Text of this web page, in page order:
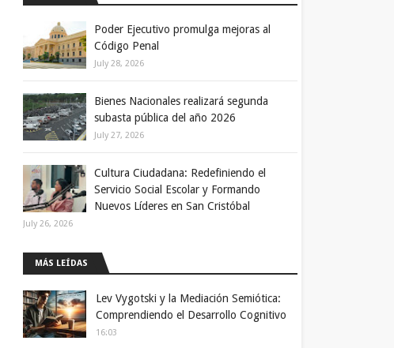
Poder Ejecutivo promulga mejoras al
Código Penal
July 28, 2026
Bienes Nacionales realizará segunda
subasta pública del año 2026
July 27, 2026
Cultura Ciudadana: Redefiniendo el
Servicio Social Escolar y Formando
Nuevos Líderes en San Cristóbal
July 26, 2026
MÁS LEÍDAS
Lev Vygotski y la Mediación Semiótica:
Comprendiendo el Desarrollo Cognitivo
16:03